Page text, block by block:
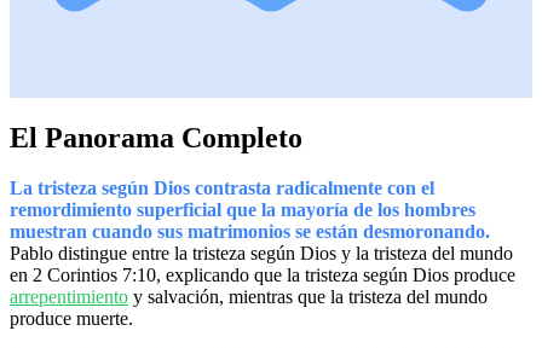
El Panorama Completo
La tristeza según Dios contrasta radicalmente con el
remordimiento superficial que la mayoría de los hombres
muestran cuando sus matrimonios se están desmoronando.
Pablo distingue entre la tristeza según Dios y la tristeza del mundo
en 2 Corintios 7:10, explicando que la tristeza según Dios produce
arrepentimiento y salvación, mientras que la tristeza del mundo
produce muerte.